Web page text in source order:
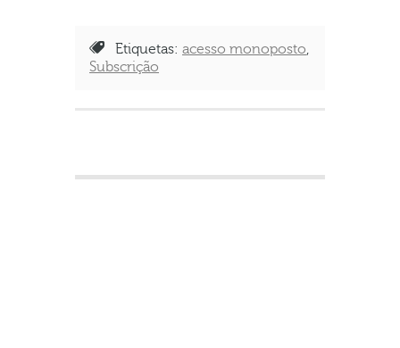
Etiquetas: acesso monoposto,
Subscrição